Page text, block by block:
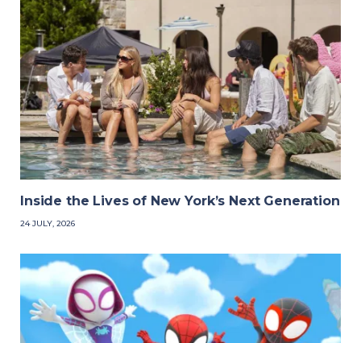
Inside the Lives of New York’s Next Generation
24 JULY, 2026